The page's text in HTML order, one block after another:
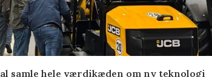
samle hele værdikæden om ny teknologi